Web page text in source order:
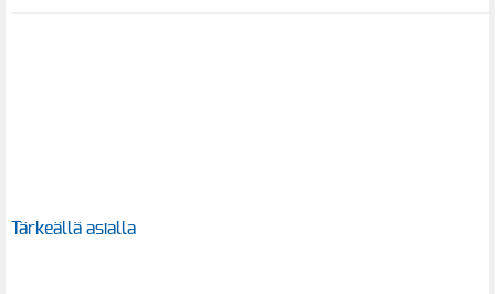
Tärkeällä asialla